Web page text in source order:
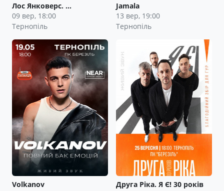
Лос Янковерс. …
09 вер, 18:00
Тернопіль
Jamala
13 вер, 19:00
Тернопіль
Volkanov
Друга Ріка. Я Є! 30 років